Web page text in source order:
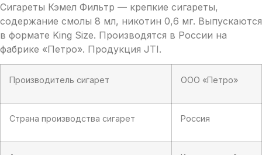
Сигареты Кэмел Фильтр — крепкие сигареты,
содержание смолы 8 мл, никотин 0,6 мг. Выпускаются
в формате King Size. Производятся в России на
фабрике «Петро». Продукция JTI.
Производитель сигарет ООО «Петро»
Страна производства сигарет Россия